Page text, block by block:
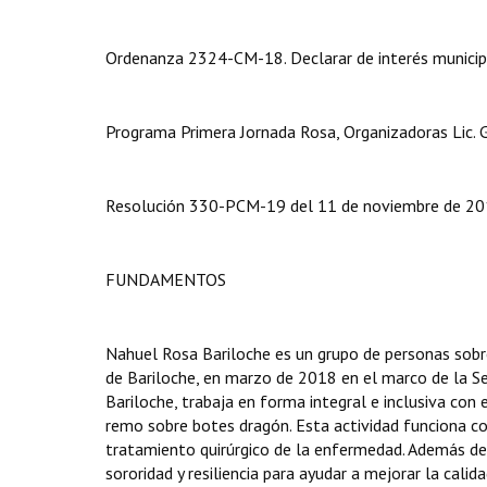
Ordenanza 2324-CM-18. Declarar de interés
Programa Primera Jornada Rosa, Organizadoras
Resolución 330-PCM-19 del 11 de noviembre de
FUNDAMENTOS
Nahuel Rosa Bariloche es un grupo de personas
de Bariloche, en marzo de 2018 en el marco de la
Bariloche, trabaja en forma integral e inclusiva
remo sobre botes dragón. Esta actividad funciona
tratamiento quirúrgico de la enfermedad. Además
sororidad y resiliencia para ayudar a mejorar la